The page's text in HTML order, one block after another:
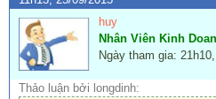
huy
Nhân Viên Kinh
Ngày tham gia:
Thảo luận bởi longdinh: